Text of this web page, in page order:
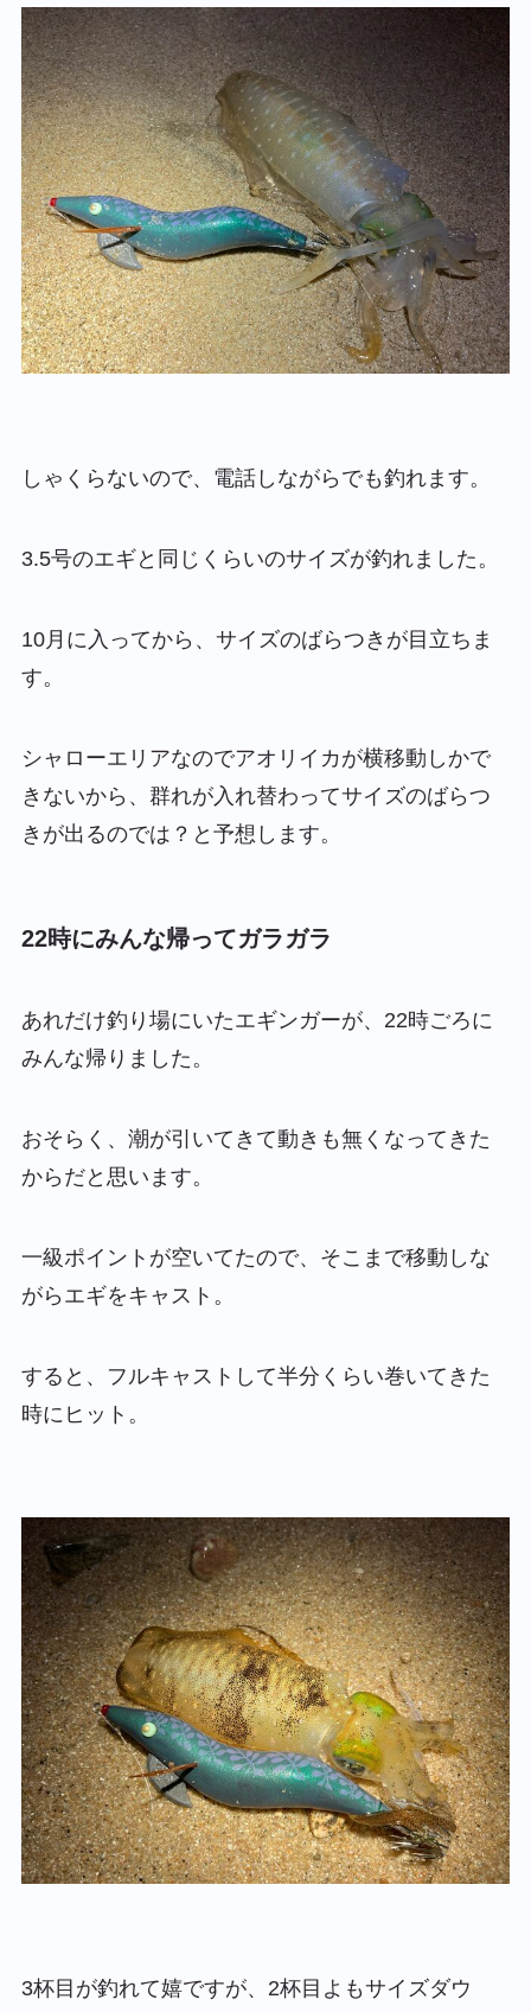
しゃくらないので、電話しながらでも釣れます。
3.5号のエギと同じくらいのサイズが釣れました。
10月に入ってから、サイズのばらつきが目立ちま
す。
シャローエリアなのでアオリイカが横移動しかで
きないから、群れが入れ替わってサイズのばらつ
きが出るのでは？と予想します。
22時にみんな帰ってガラガラ
あれだけ釣り場にいたエギンガーが、22時ごろに
みんな帰りました。
おそらく、潮が引いてきて動きも無くなってきた
からだと思います。
一級ポイントが空いてたので、そこまで移動しな
がらエギをキャスト。
すると、フルキャストして半分くらい巻いてきた
時にヒット。
3杯目が釣れて嬉ですが、2杯目よもサイズダウ